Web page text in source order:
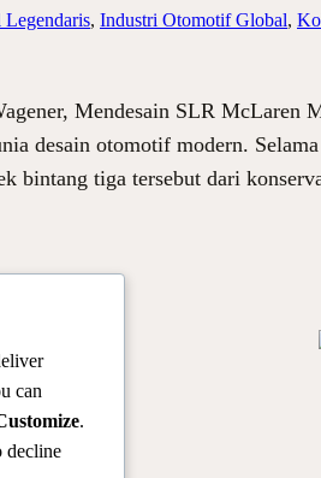
, Industri Otomotif Global,
Mendesain SLR McLaren
desain otomotif modern.
bintang tiga tersebut dari
can
.
decline